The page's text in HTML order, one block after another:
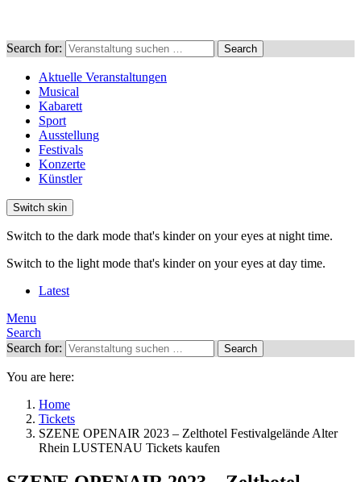
Search for: Search
Aktuelle Veranstaltungen
Musical
Kabarett
Sport
Ausstellung
Festivals
Konzerte
Künstler
Switch skin
Switch to the dark mode that's kinder on your eyes at night time.
Switch to the light mode that's kinder on your eyes at day time.
Latest
Menu
Search
Search for:
Search
You are here:
Home
Tickets
SZENE OPENAIR 2023 – Zelthotel Festivalgelände Alter
Rhein LUSTENAU Tickets kaufen